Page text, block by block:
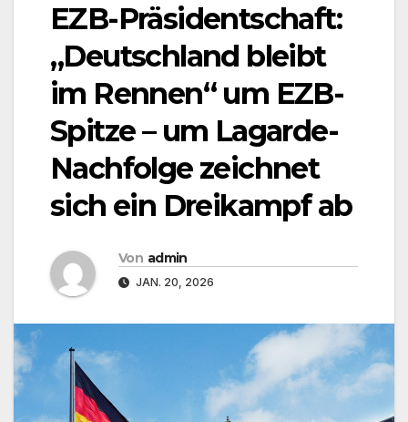
EZB-Präsidentschaft:
„Deutschland bleibt
im Rennen“ um EZB-
Spitze – um Lagarde-
Nachfolge zeichnet
sich ein Dreikampf ab
Von admin
JAN. 20, 2026